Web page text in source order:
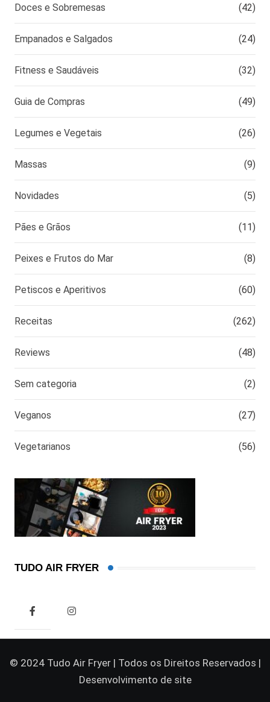
Doces e Sobremesas (42)
Empanados e Salgados (24)
Fitness e Saudáveis (32)
Guia de Compras (49)
Legumes e Vegetais (26)
Massas (9)
Novidades (5)
Pães e Grãos (11)
Peixes e Frutos do Mar (8)
Petiscos e Aperitivos (60)
Receitas (262)
Reviews (48)
Sem categoria (2)
Veganos (27)
Vegetarianos (56)
TUDO AIR FRYER
© 2024 Tudo Air Fryer | Todos os Direitos Reservados |
Desenvolvimento de site